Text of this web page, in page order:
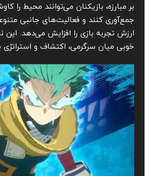
بر مبارزه، بازیکنان می‌توانند محیط را
جمع‌آوری کنند و فعالیت‌های جانبی
ارزش تجربه بازی را افزایش می‌دهد. این
خوبی میان سرگرمی، اکتشاف و استراتژی